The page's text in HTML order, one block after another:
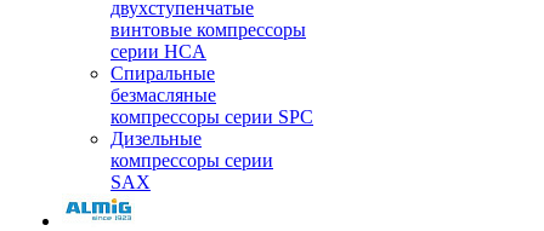
двухступенчатые
винтовые компрессоры
серии HCA
Спиральные
безмасляные
компрессоры серии SPC
Дизельные
компрессоры серии
SAX